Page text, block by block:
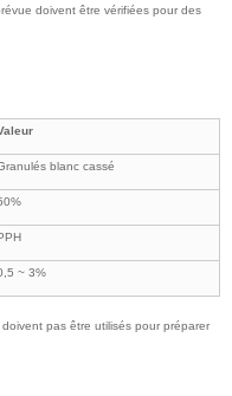
doivent être vérifiées pour des
blanc cassé
~ 3%
pas être utilisés pour préparer